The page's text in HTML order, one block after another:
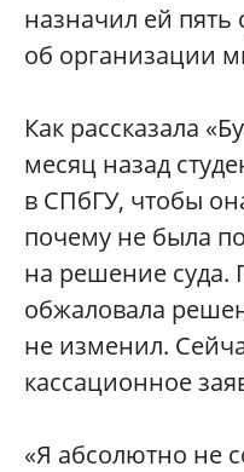
назначил ей пять
об организации
Как рассказала
месяц назад
в СПбГУ, чтобы
почему не была
на решение
обжаловала
не изменил.
кассационное
«Я абсолютно не